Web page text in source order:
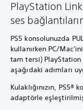
PlayStation
ses
PS5 konsolunuzda
kullanırken PC/
tam tersi) PlayStation
aşağıdaki adımları
Kulaklığınızın, PS5®
adaptörle